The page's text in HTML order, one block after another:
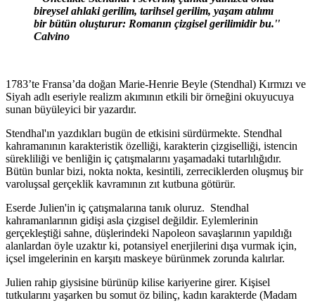
bireysel ahlaki gerilim, tarihsel gerilim, yaşam atılımı
bir bütün oluşturur: Romanın çizgisel gerilimidir bu.''
Calvino
1783’te Fransa’da doğan Marie-Henrie Beyle (Stendhal) Kırmızı ve
Siyah adlı eseriyle realizm akımının etkili bir örneğini okuyucuya
sunan büyüleyici bir yazardır.
Stendhal'ın yazdıkları bugün de etkisini sürdürmekte. Stendhal
kahramanının karakteristik özelliği, karakterin çizgiselliği, istencin
sürekliliği ve benliğin iç çatışmalarını yaşamadaki tutarlılığıdır.
Bütün bunlar bizi, nokta nokta, kesintili, zerreciklerden oluşmuş bir
varoluşsal gerçeklik kavramının zıt kutbuna götürür.
Eserde Julien'in iç çatışmalarına tanık oluruz. Stendhal
kahramanlarının gidişi asla çizgisel değildir. Eylemlerinin
gerçekleştiği sahne, düşlerindeki Napoleon savaşlarının yapıldığı
alanlardan öyle uzaktır ki, potansiyel enerjilerini dışa vurmak için,
içsel imgelerinin en karşıtı maskeye bürünmek zorunda kalırlar.
Julien rahip giysisine bürünüp kilise kariyerine girer. Kişisel
tutkularını yaşarken bu somut öz bilinç, kadın karakterde (Madam